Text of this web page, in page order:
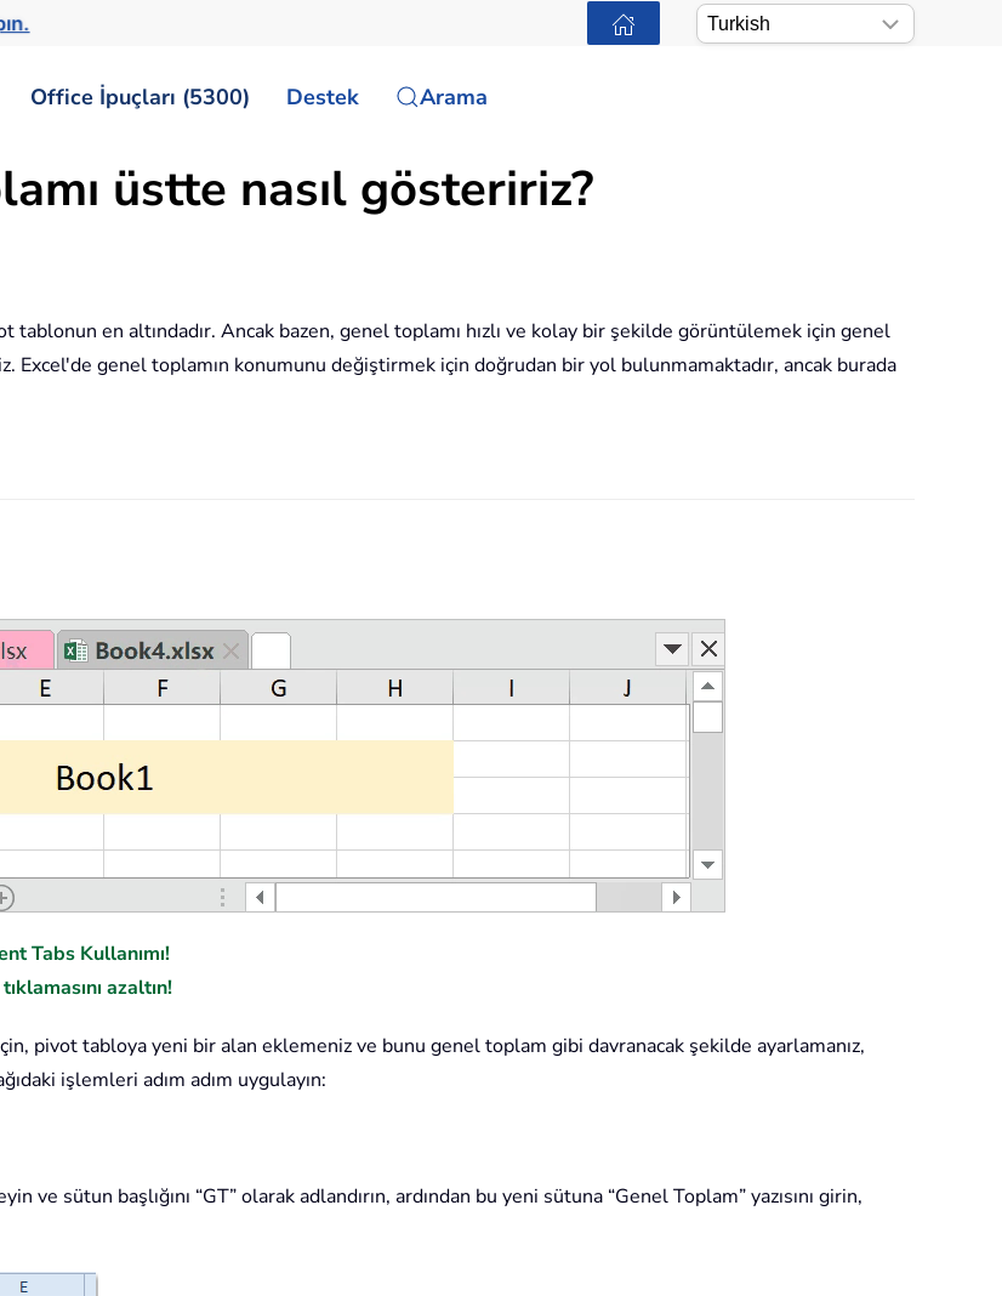
Office İpuçları (5300) Destek Arama
üstte nasıl gösteririz?
en altındadır. Ancak bazen, genel toplamı hızlı ve kolay bir şekilde görüntülemek için genel
Excel'de genel toplamın konumunu değiştirmek için doğrudan bir yol bulunmamaktadır, ancak burada
Tabs Kullanımı!
azaltın!
pivot tabloya yeni bir alan eklemeniz ve bunu genel toplam gibi davranacak şekilde ayarlamanız,
işlemleri adım adım uygulayın:
ve sütun başlığını “GT” olarak adlandırın, ardından bu yeni sütuna “Genel Toplam” yazısını girin,